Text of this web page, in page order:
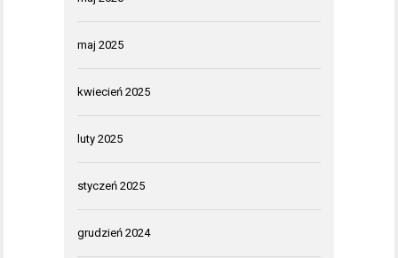
maj 2025
kwiecień 2025
luty 2025
styczeń 2025
grudzień 2024